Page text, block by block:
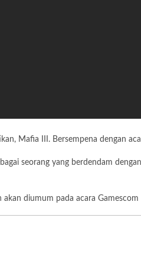
Mafia III. Bersempena dengan
seorang yang berdendam
diumum pada acara Gamescom